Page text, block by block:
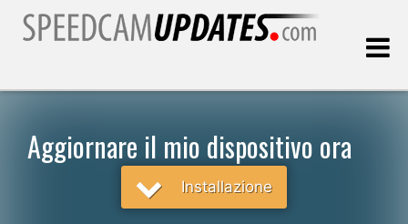
Aggiornare il mio dispositivo ora
Installazione